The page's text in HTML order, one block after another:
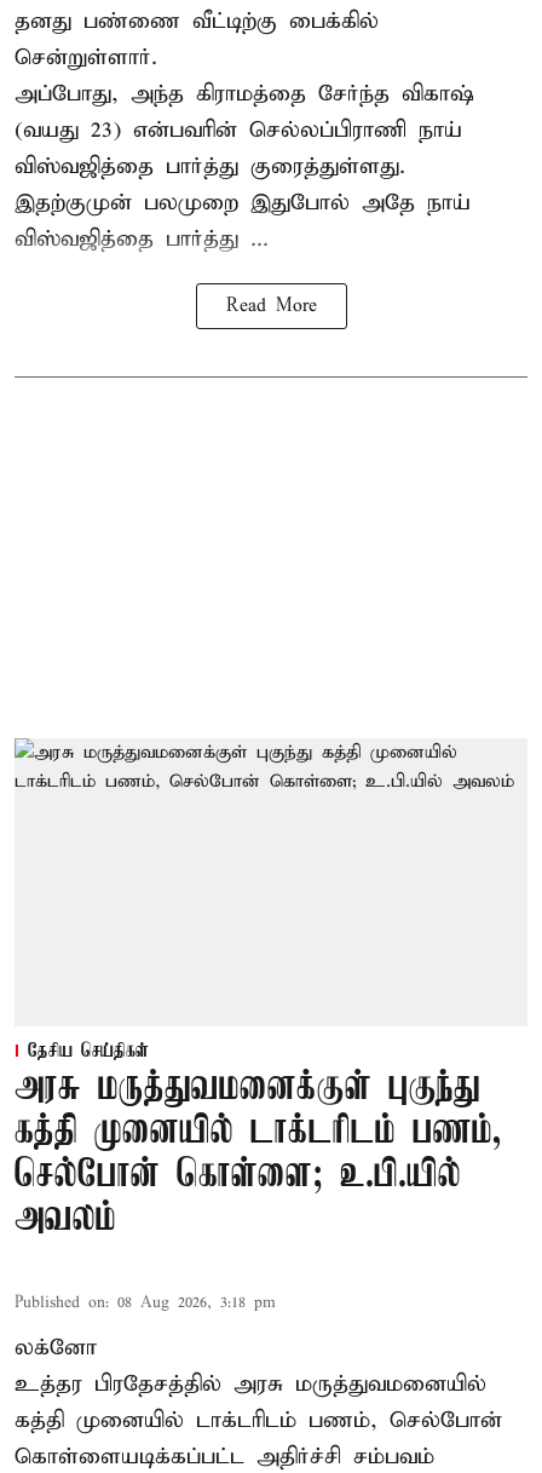
தனது பண்ணை வீட்டிற்கு பைக்கில்
சென்றுள்ளார்.
அப்போது, அந்த கிராமத்தை சேர்ந்த விகாஷ்
(வயது 23) என்பவரின் செல்லப்பிராணி நாய்
விஸ்வஜித்தை பார்த்து குரைத்துள்ளது.
இதற்குமுன் பலமுறை இதுபோல் அதே நாய்
விஸ்வஜித்தை பார்த்து ...
Read More
தேசிய செய்திகள்
அரசு மருத்துவமனைக்குள் புகுந்து
கத்தி முனையில் டாக்டரிடம் பணம்,
செல்போன் கொள்ளை; உ.பி.யில்
அவலம்
Published on: 08 Aug 2026, 3:18 pm
லக்னோ
உத்தர பிரதேசத்தில் அரசு மருத்துவமனையில்
கத்தி முனையில் டாக்டரிடம் பணம், செல்போன்
கொள்ளையடிக்கப்பட்ட அதிர்ச்சி சம்பவம்